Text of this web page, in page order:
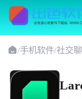
/手机软件/社交